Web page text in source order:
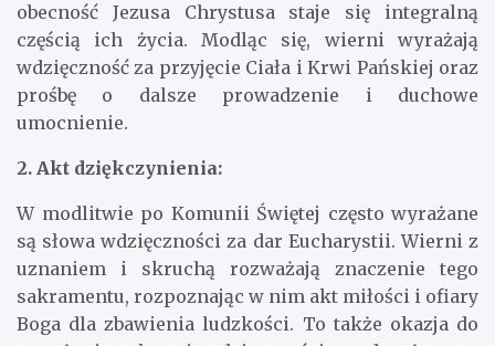
obecność Jezusa Chrystusa staje się integralną
częścią ich życia. Modląc się, wierni wyrażają
wdzięczność za przyjęcie Ciała i Krwi Pańskiej oraz
prośbę o dalsze prowadzenie i duchowe
umocnienie.
2. Akt dziękczynienia:
W modlitwie po Komunii Świętej często wyrażane
są słowa wdzięczności za dar Eucharystii. Wierni z
uznaniem i skruchą rozważają znaczenie tego
sakramentu, rozpoznając w nim akt miłości i ofiary
Boga dla zbawienia ludzkości. To także okazja do